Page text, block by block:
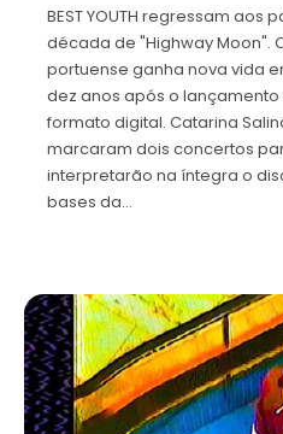
BEST YOUTH regressam
década de "Highway Moon".
portuense ganha nova vida
dez anos após o
formato digital. Catarina
marcaram dois concertos
interpretarão na íntegra o
bases da…